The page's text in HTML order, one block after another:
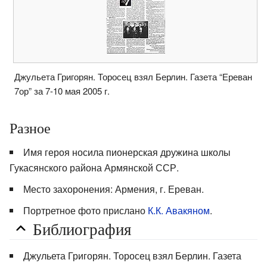
Джульета Григорян. Торосец взял Берлин. Газета “Ереван
7ор” за 7-10 мая 2005 г.
Разное
Имя героя носила пионерская дружина школы
Гукасянского района Армянской ССР.
Место захоронения: Армения, г. Ереван.
Портретное фото прислано К.К. Авакяном.
Библиография
Джульета Григорян. Торосец взял Берлин. Газета